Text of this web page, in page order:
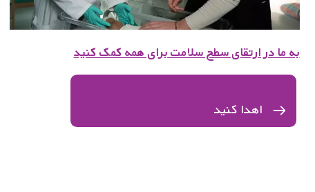
به ما در ارتقای سطح سلامت برای همه کمک کنید
اهدا کنید